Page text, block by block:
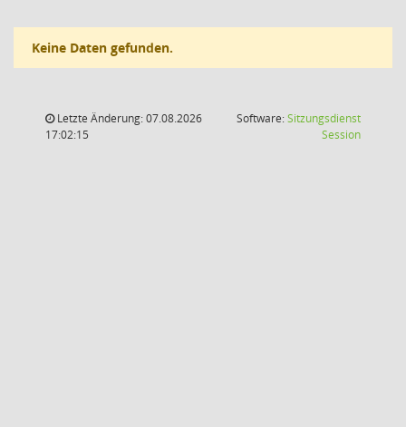
Keine Daten gefunden.
Letzte Änderung: 07.08.2026
17:02:15
Software:Sitzungsdienst
Session(Wird in